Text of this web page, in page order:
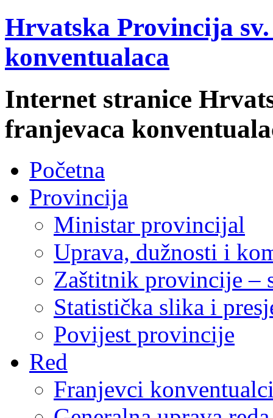
Hrvatska Provincija
konventualaca
Internet stranice
franjevaca
Početna
Provincija
Ministar provincijal
Uprava, dužnosti i
Zaštitnik provincije –
Statistička slika i
Povijest provincije
Red
Franjevci